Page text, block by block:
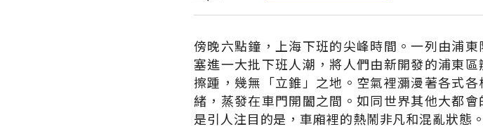
傍晚六點鐘，上海下班的尖峰時間。一列由浦
塞進一大批下班人潮，將人們由新開發的浦東
擦踵，幾無「立錐」之地。空氣裡瀰漫著各式
緒，蒸發在車門開闔之間。如同世界其他大都
是引人注目的是，車廂裡的熱鬧非凡和混亂狀態。